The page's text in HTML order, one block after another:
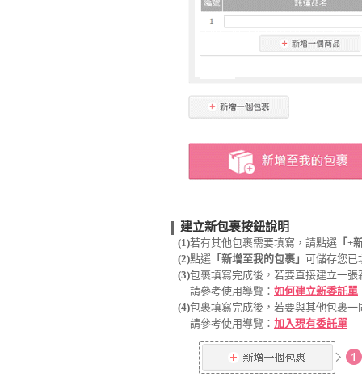
建立新包裹按鈕說明
(1)若有其他包裹需要填寫，請點選 「 +
(2)點選 「新增至我的包裹」 可儲存您已
(3)包裹填寫完成後，若要直接建立一
請參考使用導覽： 如何建立新委託單
(4)包裹填寫完成後，若要與其他包裹
請參考使用導覽： 加入現有委託單